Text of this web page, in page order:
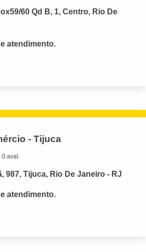
60 Qd B, 1, Centro, Rio De
atendimento.
- Tijuca
0 aval.
987, Tijuca, Rio De Janeiro - RJ
atendimento.